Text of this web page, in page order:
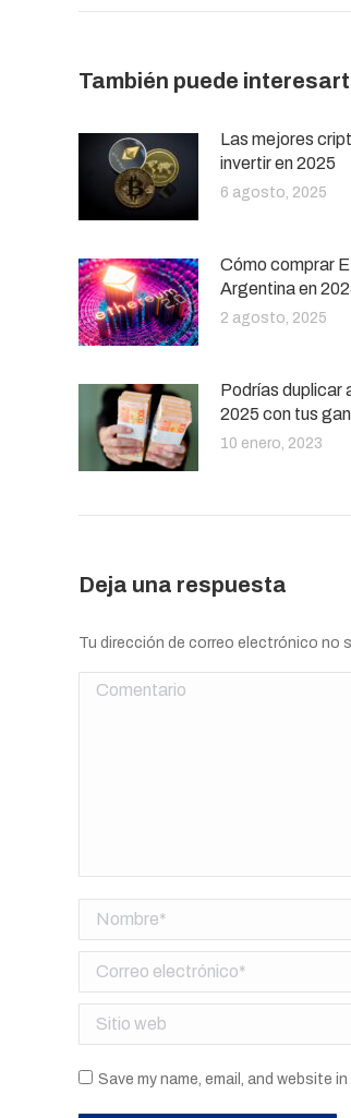
También puede
Las mejores
invertir en 2025
6 agosto, 2025
Cómo comprar
Argentina en
2 agosto, 2025
Podrías duplicar
2025 con tus
10 enero, 2023
Deja una respuesta
Tu dirección de correo electrónico no
Comentario
Nombre *
Correo electrónico *
Sitio web
Save my name, email, and website